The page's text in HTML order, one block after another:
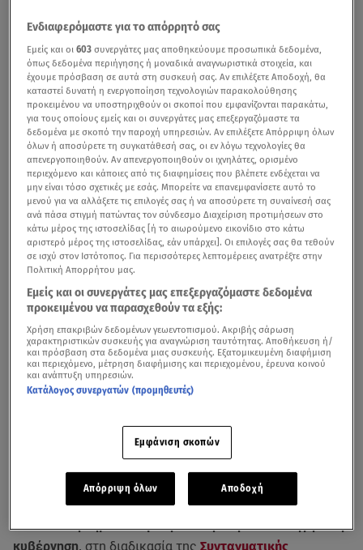
Μεγάλες αλλαγέςγια την
ποινική ευθύνη των
υπουργών, τη μονιμότητα των δημοσίων υπαλλήλων,
αλλά και τη δημοσιονομική σταθερότητα θα εισηγηθεί η
κυβέρνηση, στη διαδικασία της Συνταγματικής
Ενδιαφερόμαστε για το απόρρητό σας
Εμείς και οι603 συνεργάτες μας αποθηκεύουμε προσωπικά δεδομένα,
όπως δεδομένα περιήγησης ή μοναδικά αναγνωριστικά στοιχεία, και
έχουμε πρόσβαση σε αυτά στη συσκευή σας. Αν επιλέξετε Αποδοχή, θα
καταστεί δυνατή η ενεργοποίηση τεχνολογιών παρακολούθησης
προκειμένου να υποστηριχθούν οι σκοποί που εμφανίζονται παρακάτω,
για τους οποίους εμείς και οι συνεργάτες μας επεξεργαζόμαστε τα
δεδομένα με σκοπό την παροχή υπηρεσιών. Αν επιλέξετε Απόρριψη όλων
όλων ή αποσύρετε τη συγκατάθεσή σας, οι εν λόγω τεχνολογίες θα
απενεργοποιηθούν. Αν απενεργοποιηθούν οι ιχνηλάτες, ορισμένο
περιεχόμενο και κάποιες από τις διαφημίσεις που βλέπετε ενδέχεται να
μην είναι τόσο σχετικές με εσάς. Μπορείτε να επανεμφανίσετε αυτό το
μενού για να αλλάξετε τις επιλογές σας ή να αποσύρετε τη συναίνεσή σας
ανά πάσα στιγμή πατώντας τον σύνδεσμο Διαχείριση προτιμήσεων στο
κάτω μέρος της ιστοσελίδας [ή το αιωρούμενο εικονίδιο στο κάτω
αριστερό μέρος της ιστοσελίδας, εάν υπάρχει]. Οι επιλογές σας θα τεθούν
σε ισχύ στον Ιστότοπος. Για περισσότερες λεπτομέρειες ανατρέξτε στην
Πολιτική Απορρήτου μας.
Εμείς και οι συνεργάτες μας επεξεργαζόμαστε δεδομένα
προκειμένου να παρασχεθούν τα εξής:
Χρήση επακριβών δεδομένων γεωεντοπισμού. Ακριβής σάρωση
χαρακτηριστικών συσκευής για αναγνώριση ταυτότητας. Αποθήκευση ή/
και πρόσβαση στα δεδομένα μιας συσκευής. Εξατομικευμένη διαφήμιση
και περιεχόμενο, μέτρηση διαφήμισης και περιεχομένου, έρευνα κοινού
και ανάπτυξη υπηρεσιών.
Κατάλογος συνεργατών (προμηθευτές)
Εμφάνιση σκοπών
Απόρριψη όλων Αποδοχή